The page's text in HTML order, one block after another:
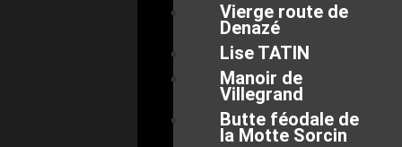
Vierge route de
Denazé
Lise TATIN
Manoir de
Villegrand
Butte féodale de
la Motte Sorcin